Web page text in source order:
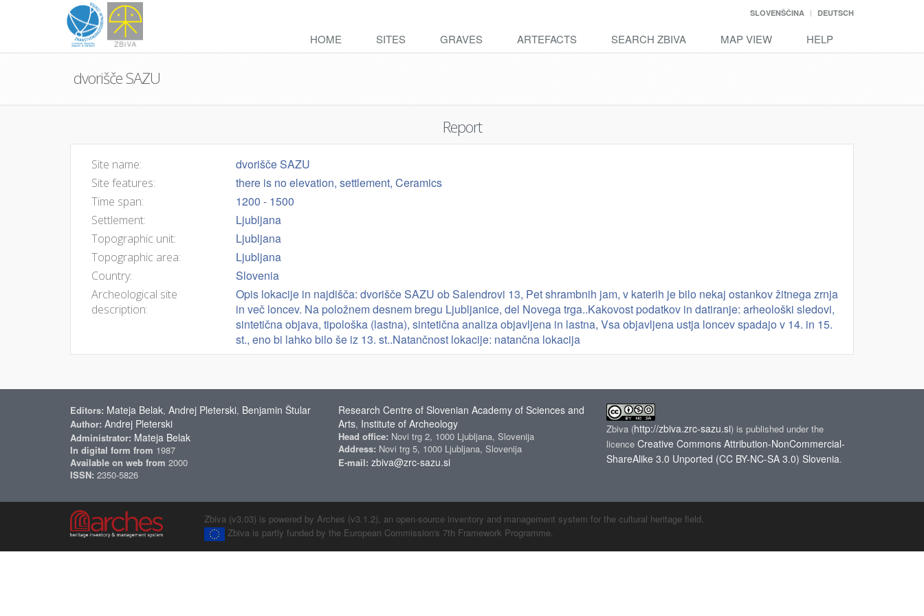
SLOVENŠČINA DEUTSCH
HOME SITES GRAVES ARTEFACTS SEARCH ZBIVA MAP VIEW HELP
dvorišče SAZU
Report
Site name: dvorišče SAZU
Site features: there is no elevation, settlement, Ceramics
Time span: 1200 - 1500
Settlement: Ljubljana
Topographic unit: Ljubljana
Topographic area: Ljubljana
Country: Slovenia
Archeological site
description:
Opis lokacije in najdišča: dvorišče SAZU ob Salendrovi 13, Pet shrambnih jam, v katerih je bilo nekaj ostankov žitnega zrnja
in več loncev. Na položnem desnem bregu Ljubljanice, del Novega trga..Kakovost podatkov in datiranje: arheološki sledovi,
sintetična objava, tipološka (lastna), sintetična analiza objavljena in lastna, Vsa objavljena ustja loncev spadajo v 14. in 15.
st., eno bi lahko bilo še iz 13. st..Natančnost lokacije: natančna lokacija
Editors: Mateja Belak, Andrej Pleterski, Benjamin Štular
Author: Andrej Pleterski
Administrator: Mateja Belak
In digital form from 1987
Available on web from 2000
ISSN: 2350-5826
Research Centre of Slovenian Academy of Sciences and
Arts, Institute of Archeology
Head office: Novi trg 2, 1000 Ljubljana, Slovenija
Address: Novi trg 5, 1000 Ljubljana, Slovenija
E-mail: zbiva@zrc-sazu.si
Zbiva (http://zbiva.zrc-sazu.si) is published under the
licence Creative Commons Attribution-NonCommercial-
ShareAlike 3.0 Unported (CC BY-NC-SA 3.0) Slovenia.
Zbiva (v3.03) is powered by Arches (v3.1.2), an open-source inventory and management system for the cultural heritage field.
Zbiva is partly funded by the European Commission's 7th Framework Programme.